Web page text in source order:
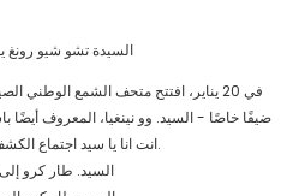
▲السيدة تشو شيو
في 20 يناير، افتتح متحف الشمع الوطني
ضيفًا خاصًا - السيد. وو نينغيا، المعروف
انت انا يا سيد اجتماع الكشف عن تمثال شمع الغراب” انفتح ضحكا.